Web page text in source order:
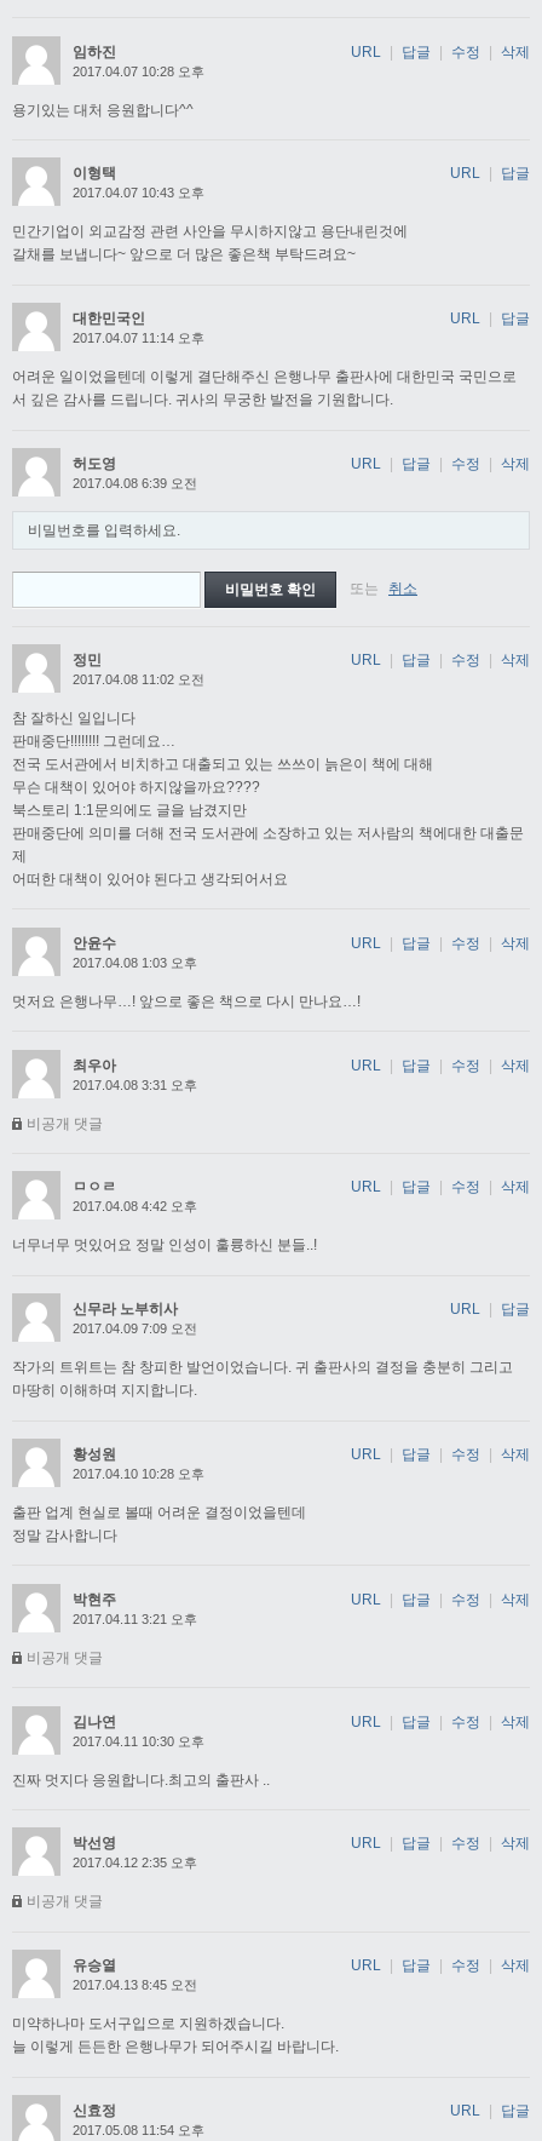
임하진
2017.04.07 10:28 오후
용기있는 대처 응원합니다^^
URL | 답글 | 수정 | 삭제
이형택
2017.04.07 10:43 오후
민간기업이 외교감정 관련 사안을 무시하지않고 용단내린것에
갈채를 보냅니다~ 앞으로 더 많은 좋은책 부탁드려요~
URL 답글
대한민국인
2017.04.07 11:14 오후
어려운 일이었을텐데 이렇게 결단해주신 은행나무 출판사에 대한민국 국민으로
서 깊은 감사를 드립니다. 귀사의 무궁한 발전을 기원합니다.
URL 답글
허도영
2017.04.08 6:39 오전
비밀번호를 입력하세요.
또는 취소
URL 답글 수정 삭제
정민
2017.04.08 11:02 오전
참 잘하신 일입니다
판매중단!!!!!!!! 그런데요…
전국 도서관에서 비치하고 대출되고 있는 쓰쓰이 늙은이 책에 대해
무슨 대책이 있어야 하지않을까요????
북스토리 1:1문의에도 글을 남겼지만
판매중단에 의미를 더해 전국 도서관에 소장하고 있는 저사람의 책에대한 대출문
제
어떠한 대책이 있어야 된다고 생각되어서요
URL 답글 수정 삭제
안윤수
2017.04.08 1:03 오후
멋저요 은행나무…! 앞으로 좋은 책으로 다시 만나요…!
URL | 답글 | 수정 | 삭제
최우아
2017.04.08 3:31 오후
비공개 댓글
URL | 답글 | 수정 | 삭제
ㅁㅇㄹ
2017.04.08 4:42 오후
너무너무 멋있어요 정말 인성이 훌륭하신 분들..!
URL 답글 수정 삭제
신무라 노부히사
2017.04.09 7:09 오전
작가의 트위트는 참 창피한 발언이었습니다. 귀 출판사의 결정을 충분히 그리고
마땅히 이해하며 지지합니다.
URL 답글
황성원
2017.04.10 10:28 오후
출판 업계 현실로 볼때 어려운 결정이었을텐데
정말 감사합니다
URL 답글 수정 삭제
박현주
2017.04.11 3:21 오후
비공개 댓글
URL | 답글 | 수정 | 삭제
김나연
2017.04.11 10:30 오후
진짜 멋지다 응원합니다.최고의 출판사 ..
URL | 답글 | 수정 | 삭제
박선영
2017.04.12 2:35 오후
비공개 댓글
URL 답글 수정 삭제
유승열
2017.04.13 8:45 오전
미약하나마 도서구입으로 지원하겠습니다.
늘 이렇게 든든한 은행나무가 되어주시길 바랍니다.
URL 답글 수정 삭제
신효정
2017.05.08 11:54 오후
URL 답글